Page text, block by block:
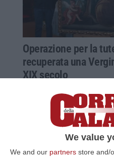
We value
We and our partners store and/
Operazione per la
recuperata una
XIX secolo
I carabinieri del
culturale di Cosenza
Spinazzola in una
Pubblicato il: 03/06/23 –